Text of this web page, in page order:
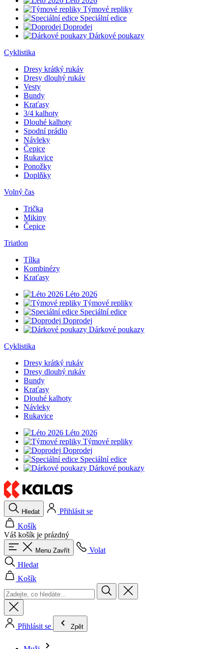
Týmové repliky
Speciální edice
Doprodej
Dárkové poukazy
Cyklistika
Dresy krátký rukáv
Dresy dlouhý rukáv
Vesty
Bundy
Kraťasy
3/4 kalhoty
Dlouhé kalhoty
Spodní prádlo
Návleky
Čepice
Rukavice
Ponožky
Doplňky
Volný čas
Trička
Mikiny
Čepice
Triatlon
Tílka
Kombinézy
Kraťasy
Léto 2026
Týmové repliky
Speciální edice
Doprodej
Dárkové poukazy
Cyklistika
Dresy krátký rukáv
Dresy dlouhý rukáv
Bundy
Kraťasy
Dlouhé kalhoty
Návleky
Rukavice
Léto 2026
Týmové repliky
Doprodej
Speciální edice
Dárkové poukazy
Hledat
Přihlásit se
Košík
Váš košík je prázdný
Menu Zavřít
Volat
Hledat
Košík
Přihlásit se Zpět